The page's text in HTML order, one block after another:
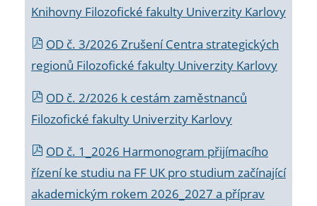
Knihovny Filozofické fakulty Univerzity Karlovy
OD č. 3/2026 Zrušení Centra strategických
regionů Filozofické fakulty Univerzity Karlovy
OD č. 2/2026 k cestám zaměstnanců
Filozofické fakulty Univerzity Karlovy
OD č. 1_2026 Harmonogram přijímacího
řízení ke studiu na FF UK pro studium začínající
akademickým rokem 2026_2027 a příprav